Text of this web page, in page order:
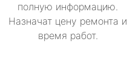
полную информацию.
Назначат цену ремонта и
время работ.